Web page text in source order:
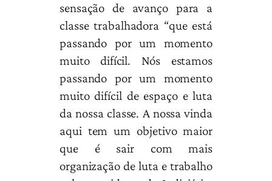
sensação de avanço para a
classe trabalhadora “que está
passando por um momento
muito difícil. Nós estamos
passando por um momento
muito difícil de espaço e luta
da nossa classe. A nossa vinda
aqui tem um objetivo maior
que é sair com mais
organização de luta e trabalho